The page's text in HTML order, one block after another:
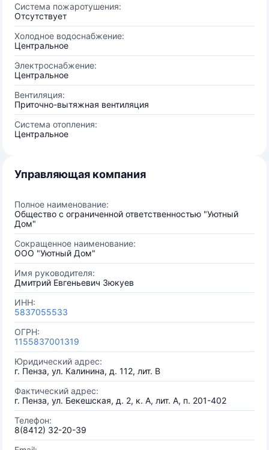
Система пожаротушения:
Отсутствует
Холодное водоснабжение:
Центральное
Электроснабжение:
Центральное
Вентиляция:
Приточно-вытяжная вентиляция
Система отопления:
Центральное
Управляющая компания
Полное наименование:
Общество с ограниченной ответственностью "Уютный
Дом"
Сокращенное наименование:
ООО "Уютный Дом"
Имя руководителя:
Дмитрий Евгеньевич Зюкуев
ИНН:
5837055533
ОГРН:
1155837001319
Юридический адрес:
г. Пенза, ул. Калинина, д. 112, лит. В
Фактический адрес:
г. Пенза, ул. Бекешская, д. 2, к. А, лит. А, п. 201-402
Телефон:
8(8412) 32-20-39